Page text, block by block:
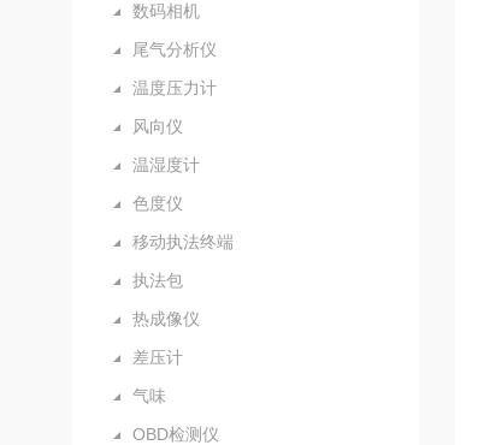
数码相机
尾气分析仪
温度压力计
风向仪
温湿度计
色度仪
移动执法终端
执法包
热成像仪
差压计
气味
OBD检测仪